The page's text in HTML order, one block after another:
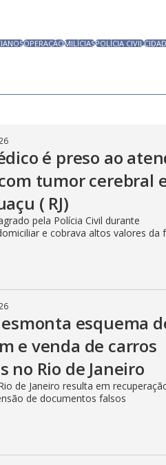
OPERAÇÃOMILÍCIASPOLÍCIA CIVIL
é preso ao
tumor cerebral
( RJ)
pela Polícia Civil durante
e cobrava altos valores da
esquema
e venda de carros
no Rio de Janeiro
de Janeiro resulta em
de documentos falsos